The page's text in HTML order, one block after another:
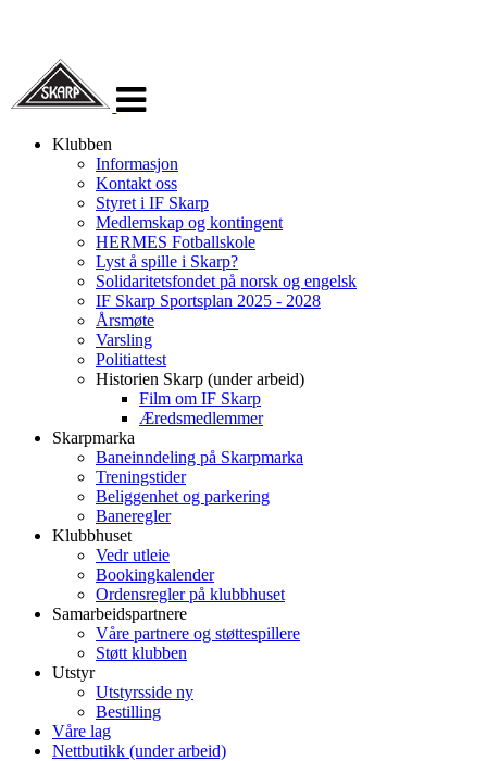
navigasjon
Klubben
Informasjon
Kontakt oss
Styret i IF Skarp
Medlemskap og kontingent
HERMES Fotballskole
Lyst å spille i Skarp?
Solidaritetsfondet på norsk og engelsk
IF Skarp Sportsplan 2025 - 2028
Årsmøte
Varsling
Politiattest
Historien Skarp (under arbeid)
Film om IF Skarp
Æredsmedlemmer
Skarpmarka
Baneinndeling på Skarpmarka
Treningstider
Beliggenhet og parkering
Baneregler
Klubbhuset
Vedr utleie
Bookingkalender
Ordensregler på klubbhuset
Samarbeidspartnere
Våre partnere og støttespillere
Støtt klubben
Utstyr
Utstyrsside ny
Bestilling
Våre lag
Nettbutikk (under arbeid)